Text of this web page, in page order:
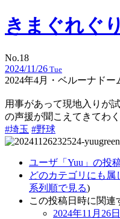
きまぐれぐ
No.18
2024/11/26 Tue
2024年4月・ベルーナドー
用事があって現地入りが
の声援が聞こえてきてわ
#埼玉 #野球
ユーザ「Yuu」の投
どのカテゴリにも属
系列順で見る)
この投稿日時に関連
2024年11月26